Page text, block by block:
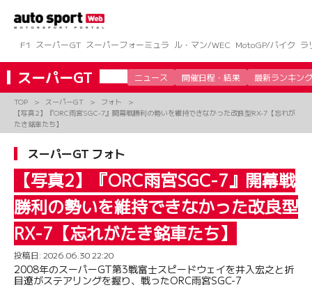
ツ
へ
ス
キ
F1 スーパーGT スーパーフォーミュラ ル・マン/WEC MotoGP/バイク ラ
スーパーGT ニュース 開催日程・結果 最新ランキング
TOP スーパーGT
フォト
【写真2】『ORC雨宮SGC-7』開幕戦勝利の勢いを維持できなかった改良型RX-7【忘れが
たき銘車たち】
スーパーGT フォト
【写真2】『ORC雨宮SGC-7』開幕戦
勝利の勢いを維持できなかった改良型
RX-7【忘れがたき銘車たち】
投稿日: 2026.06.30 22:20
2008年のスーパーGT第3戦富士スピードウェイを井入宏之と折
目遼がステアリングを握り、戦ったORC雨宮SGC-7